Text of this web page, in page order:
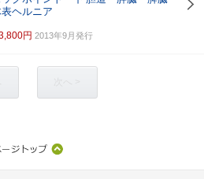
ヘルニア
円 2013年9月発行